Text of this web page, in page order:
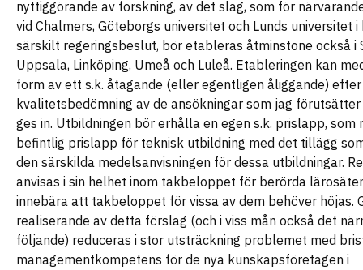
nyttiggörande av forskning, av det slag, som för
vid Chalmers, Göteborgs universitet och Lunds universitet
särskilt regeringsbeslut, bör etableras åtminstone också i
Uppsala, Linköping, Umeå och Luleå. Etableringen kan
form av ett s.k. åtagande (eller egentligen åliggande) efter
kvalitetsbedömning av de ansökningar som jag
ges in. Utbildningen bör erhålla en egen s.k. prislapp, som
befintlig prislapp för teknisk utbildning med det tillägg
den särskilda medelsanvisningen för dessa utbildningar.
anvisas i sin helhet inom takbeloppet för berörda
innebära att takbeloppet för vissa av dem behöver höjas.
realiserande av detta förslag (och i viss mån också det
följande) reduceras i stor utsträckning problemet med
managementkompetens för de nya kunskapsföretagen i